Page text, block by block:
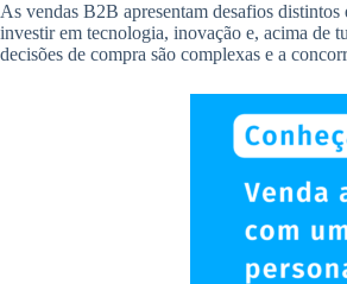
As vendas B2B apresentam desafios
investir em tecnologia, inovação e, acima de
decisões de compra são complexas e a